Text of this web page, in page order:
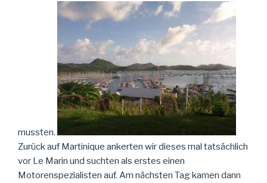
mussten.
Zurück auf Martinique ankerten wir dieses mal tatsächlich
vor Le Marin und suchten als erstes einen
Motorenspezialisten auf. Am nächsten Tag kamen dann